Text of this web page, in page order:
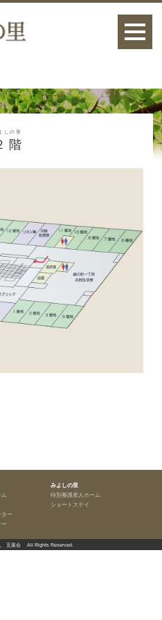
しの里
階
ー
みよしの里
特別養護老人ホーム
ショートステイ
五葉会 All Rights Reserved.